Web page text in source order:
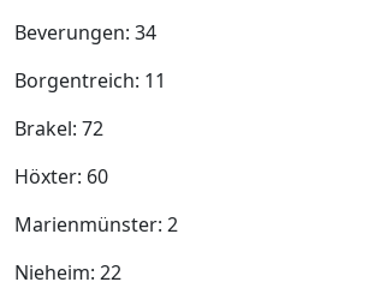
Beverungen: 34
Borgentreich: 11
Brakel: 72
Höxter: 60
Marienmünster: 2
Nieheim: 22